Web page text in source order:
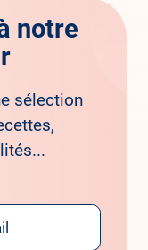
notre
sélection